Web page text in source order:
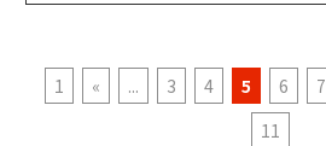
1 « ... 3 4 5 6 7
11